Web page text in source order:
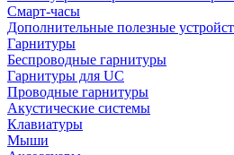
Смарт-часы
Дополнительные полезные
Гарнитуры
Беспроводные гарнитуры
Гарнитуры для UC
Проводные гарнитуры
Акустические системы
Клавиатуры
Мыши